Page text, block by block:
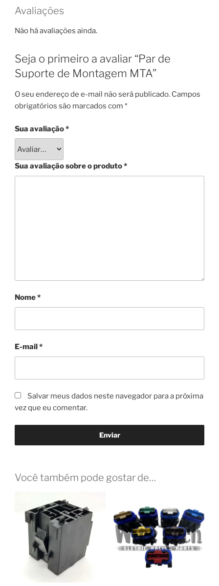
Avaliações
Não há avaliações ainda.
Seja o primeiro a avaliar “Par de
Suporte de Montagem MTA”
O seu endereço de e-mail não será publicado. Campos
obrigatórios são marcados com *
Sua avaliação*
Sua avaliação sobre o produto*
Nome*
E-mail*
Salvar meus dados neste navegador para a próxima
vez que eu comentar.
Você também pode gostar de…